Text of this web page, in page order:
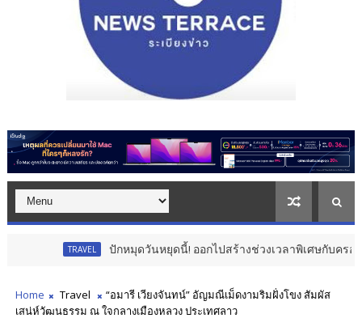
ปักหมุดวันหยุดนี้! ออกไปสร้างช่วงเวลาพิเศษกับครอบครัว สร้าง
Home Travel
“อมารี เวียงจันทน์” อัญมณีเม็ดงามริมฝั่งโขง สัมผัส
เสน่ห์วัฒนธรรม ณ ใจกลางเมืองหลวง ประเทศลาว